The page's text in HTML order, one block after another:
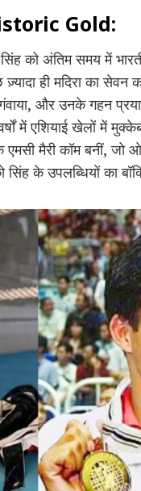
Gold:
को अंतिम समय में
ही मदिरा का
और उनके गहन
में एशियाई खेलों में
मैरी कॉम बनीं, जो
सिंह के उपलब्धियों का